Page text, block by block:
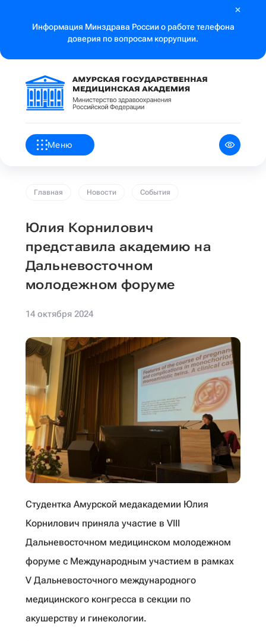
Информация Минздрава России о работе телефона
доверия по вопросам коррупции.
Меню
Главная Новости События
Юлия Корнилович
представила академию на
Дальневосточном
молодежном форуме
14 октября 2024
Студентка Амурской медакадемии Юлия
Корнилович приняла участие в VIII
Дальневосточном медицинском молодежном
форуме с Международным участием в рамках
V Дальневосточного международного
медицинского конгресса в секции по
акушерству и гинекологии.